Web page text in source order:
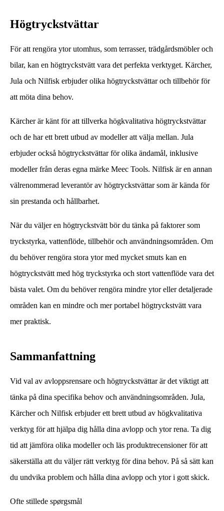
Högtryckstvättar
För att rengöra ytor utomhus, som terrasser, trädgårdsmöbler och
bilar, kan en högtryckstvätt vara det perfekta verktyget. Kärcher,
Jula och Nilfisk erbjuder olika högtryckstvättar och tillbehör för
att möta dina behov.
Kärcher är känt för att tillverka högkvalitativa högtryckstvättar
och de har ett brett utbud av modeller att välja mellan. Jula
erbjuder också högtryckstvättar för olika ändamål, inklusive
modeller från deras egna märke Meec Tools. Nilfisk är en annan
välrenommerad leverantör av högtryckstvättar som är kända för
sin prestanda och hållbarhet.
När du väljer en högtryckstvätt bör du tänka på faktorer som
tryckstyrka, vattenflöde, tillbehör och användningsområden. Om
du behöver rengöra stora ytor med mycket smuts kan en
högtryckstvätt med hög tryckstyrka och stort vattenflöde vara det
bästa valet. Om du behöver rengöra mindre ytor eller detaljerade
områden kan en mindre och mer portabel högtryckstvätt vara
mer praktisk.
Sammanfattning
Vid val av avloppsrensare och högtryckstvättar är det viktigt att
tänka på dina specifika behov och användningsområden. Jula,
Kärcher och Nilfisk erbjuder ett brett utbud av högkvalitativa
verktyg för att hjälpa dig hålla dina avlopp och ytor rena. Ta dig
tid att jämföra olika modeller och läs produktrecensioner för att
säkerställa att du väljer rätt verktyg för dina behov. På så sätt kan
du undvika problem och hålla dina avlopp och ytor i gott skick.
Ofte stillede spørgsmål